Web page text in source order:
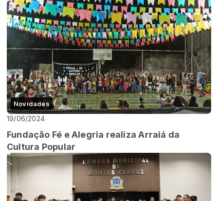
Novidades
19/06/2024
Fundação Fé e Alegria realiza Arraiá da
Cultura Popular